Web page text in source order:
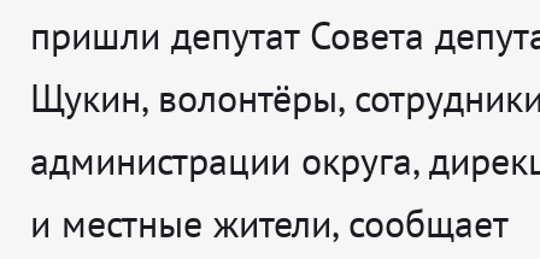
пришли депутат Совета
Щукин, волонтёры,
администрации округа,
и местные жители, сообщает